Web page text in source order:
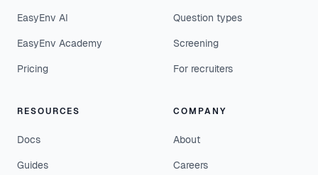
EasyEnv AI
EasyEnv Academy
Pricing
Question types
Screening
For recruiters
RESOURCES
Docs
Guides
COMPANY
About
Careers